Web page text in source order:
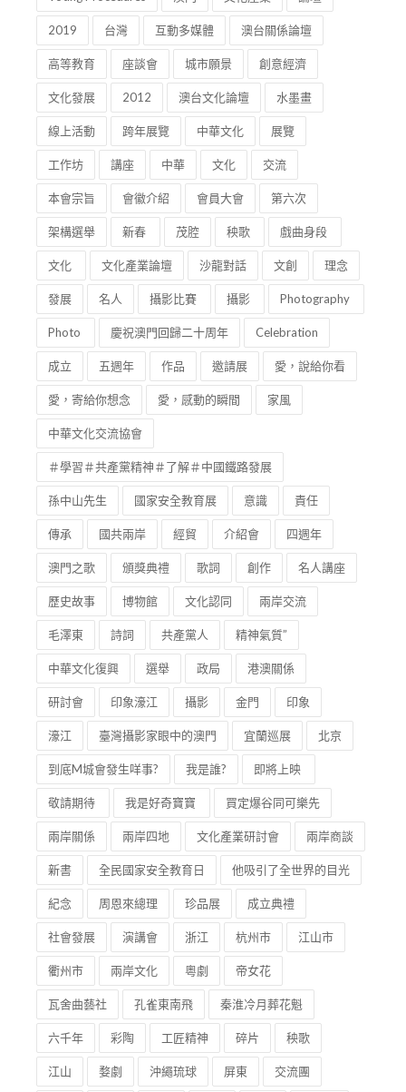
2019 台灣 互動多媒體 澳台關係論壇
高等教育 座談會 城市願景 創意經濟
文化發展 2012 澳台文化論壇 水墨畫
線上活動 跨年展覽 中華文化 展覽
工作坊 講座 中華 文化 交流
本會宗旨 會徽介紹 會員大會 第六次
架構選舉 新春 茂腔 秧歌 戲曲身段
文化 文化產業論壇 沙龍對話 文創 理念
發展 名人 攝影比賽 攝影 Photography
Photo 慶祝澳門回歸二十周年 Celebration
成立 五週年 作品 邀請展 愛，說給你看
愛，寄給你想念 愛，感動的瞬間 家風
中華文化交流協會
＃學習＃共產黨精神＃了解＃中國鐵路發展
孫中山先生 國家安全教育展 意識 責任
傳承 國共兩岸 經貿 介紹會 四週年
澳門之歌 頒獎典禮 歌詞 創作 名人講座
歷史故事 博物館 文化認同 兩岸交流
毛澤東 詩詞 共產黨人 精神氣質”
中華文化復興 選舉 政局 港澳關係
研討會 印象濠江 攝影 金門 印象
濠江 臺灣攝影家眼中的澳門 宜蘭巡展 北京
到底M城會發生咩事? 我是誰? 即將上映
敬請期待 我是好奇寶寶 買定爆谷同可樂先
兩岸關係 兩岸四地 文化產業研討會 兩岸商談
新書 全民國家安全教育日 他吸引了全世界的目光
紀念 周恩來總理 珍品展 成立典禮
社會發展 演講會 浙江 杭州市 江山市
衢州市 兩岸文化 粵劇 帝女花
瓦舍曲藝社 孔雀東南飛 秦淮冷月葬花魁
六千年 彩陶 工匠精神 碎片 秧歌
江山 婺劇 沖繩琉球 屏東 交流團